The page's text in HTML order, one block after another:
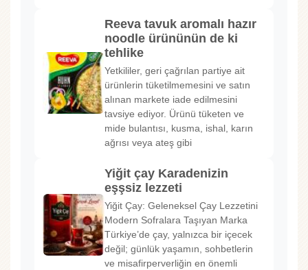
Reeva tavuk aromalı hazır
noodle ürününün de ki
tehlike
Yetkililer, geri çağrılan partiye ait
ürünlerin tüketilmemesini ve satın
alınan markete iade edilmesini
tavsiye ediyor. Ürünü tüketen ve
mide bulantısı, kusma, ishal, karın
ağrısı veya ateş gibi
Yiğit çay Karadenizin
eşşsiz lezzeti
Yiğit Çay: Geleneksel Çay Lezzetini
Modern Sofralara Taşıyan Marka
Türkiye’de çay, yalnızca bir içecek
değil; günlük yaşamın, sohbetlerin
ve misafirperverliğin en önemli